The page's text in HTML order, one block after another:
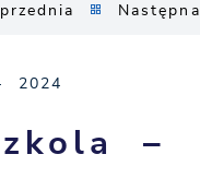
Następna
–